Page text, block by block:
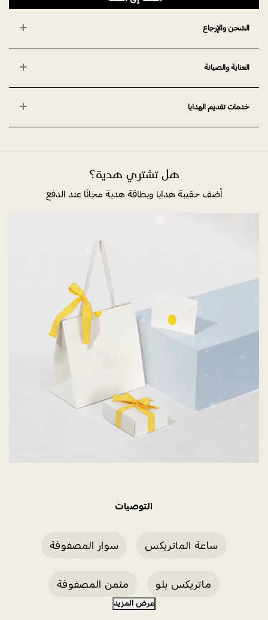
الشحن والإرجاع
العناية والصيانة
خدمات تقديم الهدايا
هل تشتري هدية؟
أضف حقيبة هدايا وبطاقة هدية مجانًا عند الدفع
التوصيات
ساعة الماتريكس سوار المصفوفة
ماتريكس بلو مثمن المصفوفة
عرض المزيد